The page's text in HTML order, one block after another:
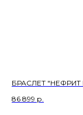
БРАСЛЕТ
86 899 р.